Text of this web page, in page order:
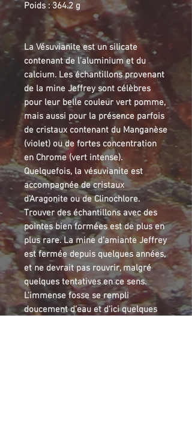
Poids : 364.2 g
La Vésuvianite est un silicate
contenant de l’aluminium et du
calcium. Les échantillons provenant
de la mine Jeffrey sont célèbres
pour leur belle couleur vert pomme,
mais aussi pour la présence parfois
de cristaux contenant du Manganèse
(violet) ou de fortes concentration
en Chrome (vert intense).
Quelquefois, la vésuvianite est
accompagnée de cristaux
d’Aragonite ou de Clinochlore.
Trouver des échantillons avec des
pointes bien formées est de plus en
plus rare. La mine d’amiante Jeffrey
est fermée depuis quelques années,
et ne devrait pas rouvrir, malgré
quelques tentatives en ce sens.
L’immense fosse se rempli
doucement d’eau et d’ici quelques